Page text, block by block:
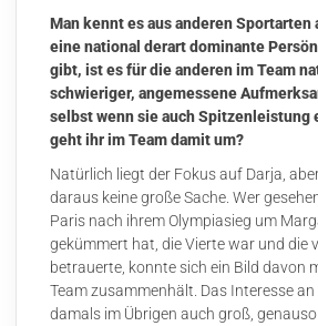
Man kennt es aus anderen Sportarten
eine national derart dominante
gibt, ist es für die anderen im Team
schwieriger, angemessene
selbst wenn sie auch Spitzenleistung
geht ihr im Team damit um?
Natürlich liegt der Fokus auf Darja,
daraus keine große Sache. Wer
Paris nach ihrem Olympiasieg um
gekümmert hat, die Vierte war und die
betrauerte, konnte sich ein Bild davon
Team zusammenhält. Das Interesse
damals im Übrigen auch groß,